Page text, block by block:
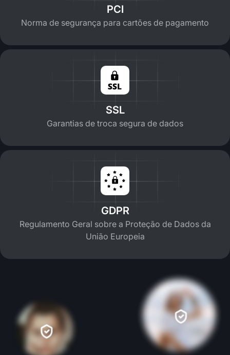
PCI
Norma de segurança para cartões de pagamento
SSL
Garantias de troca segura de dados
GDPR
Regulamento Geral sobre a Proteção de Dados da
União Europeia